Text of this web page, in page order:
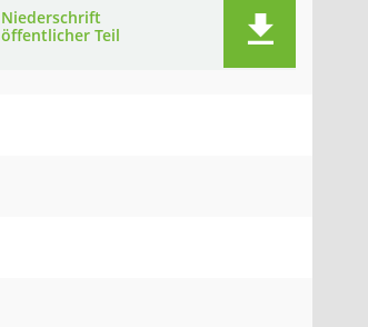
Niederschrift
öffentlicher Teil